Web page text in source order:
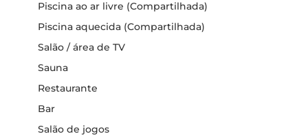
Piscina ao ar livre (Compartilhada)
Piscina aquecida (Compartilhada)
Salão / área de TV
Sauna
Restaurante
Bar
Salão de jogos